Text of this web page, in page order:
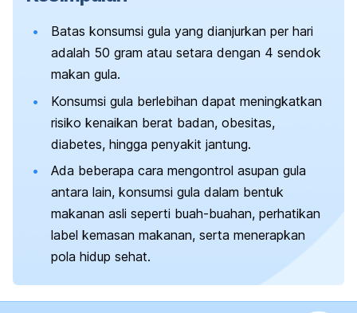
Batas konsumsi gula yang dianjurkan per hari
adalah 50 gram atau setara dengan 4 sendok
makan gula.
Konsumsi gula berlebihan dapat meningkatkan
risiko kenaikan berat badan, obesitas,
diabetes, hingga penyakit jantung.
Ada beberapa cara mengontrol asupan gula
antara lain, konsumsi gula dalam bentuk
makanan asli seperti buah-buahan, perhatikan
label kemasan makanan, serta menerapkan
pola hidup sehat.